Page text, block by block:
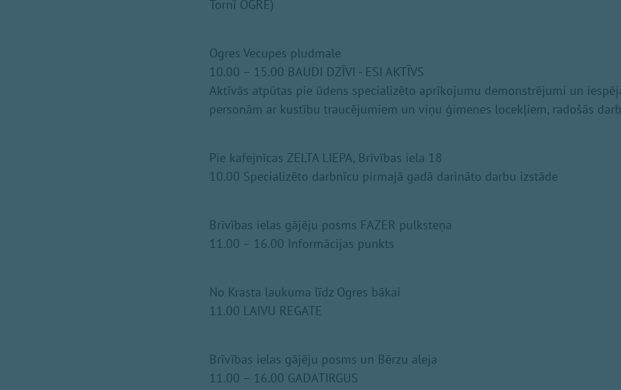
Tornī OGRE)
Ogres Vecupes pludmale
10.00 – 15.00 BAUDI DZĪVI - ESI AKTĪVS
Aktīvās atpūtas pie ūdens specializēto aprīkojumu demonstrējumi un
personām ar kustību traucējumiem un viņu ģimenes locekļiem, radošās
Pie kafejnīcas ZELTA LIEPA, Brīvības iela 18
10.00 Specializēto darbnīcu pirmajā gadā darināto darbu izstāde
Brīvības ielas gājēju posms FAZER pulksteņa
11.00 – 16.00 Informācijas punkts
No Krasta laukuma līdz Ogres bākai
11.00 LAIVU REGATE
Brīvības ielas gājēju posms un Bērzu aleja
11.00 – 16.00 GADATIRGUS